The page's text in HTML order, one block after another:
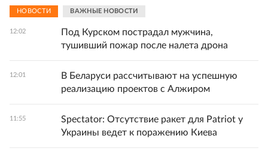
НОВОСТИ ВАЖНЫЕ НОВОСТИ
12:02
Под Курском пострадал мужчина,
тушивший пожар после налета дрона
12:01
В Беларуси рассчитывают на успешную
реализацию проектов с Алжиром
11:55
Spectator: Отсутствие ракет для Patriot у
Украины ведет к поражению Киева